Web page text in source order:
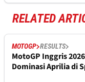
RELATED
MOTOGP RESULTS
MotoGP Inggris
Dominasi Aprilia di